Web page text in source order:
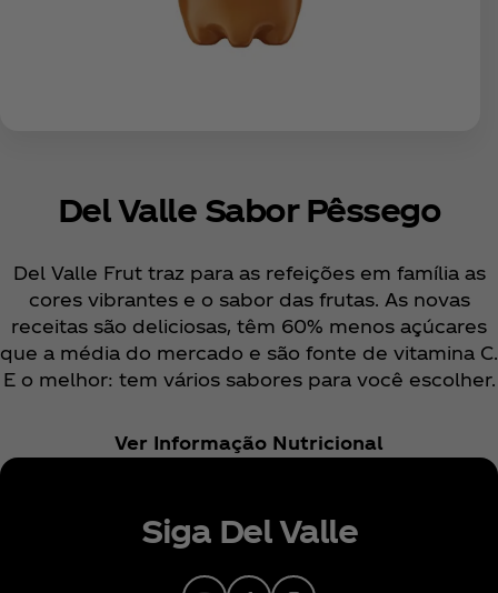
Del Valle Sabor Pêssego
Del Valle Frut traz para as refeições em família as
cores vibrantes e o sabor das frutas. As novas
receitas são deliciosas, têm 60% menos açúcares
que a média do mercado e são fonte de vitamina C.
E o melhor: tem vários sabores para você escolher.
Ver Informação Nutricional
Siga Del Valle